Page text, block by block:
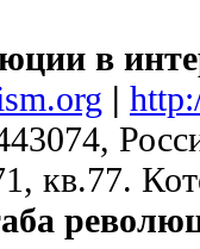
в
|
кв.77.